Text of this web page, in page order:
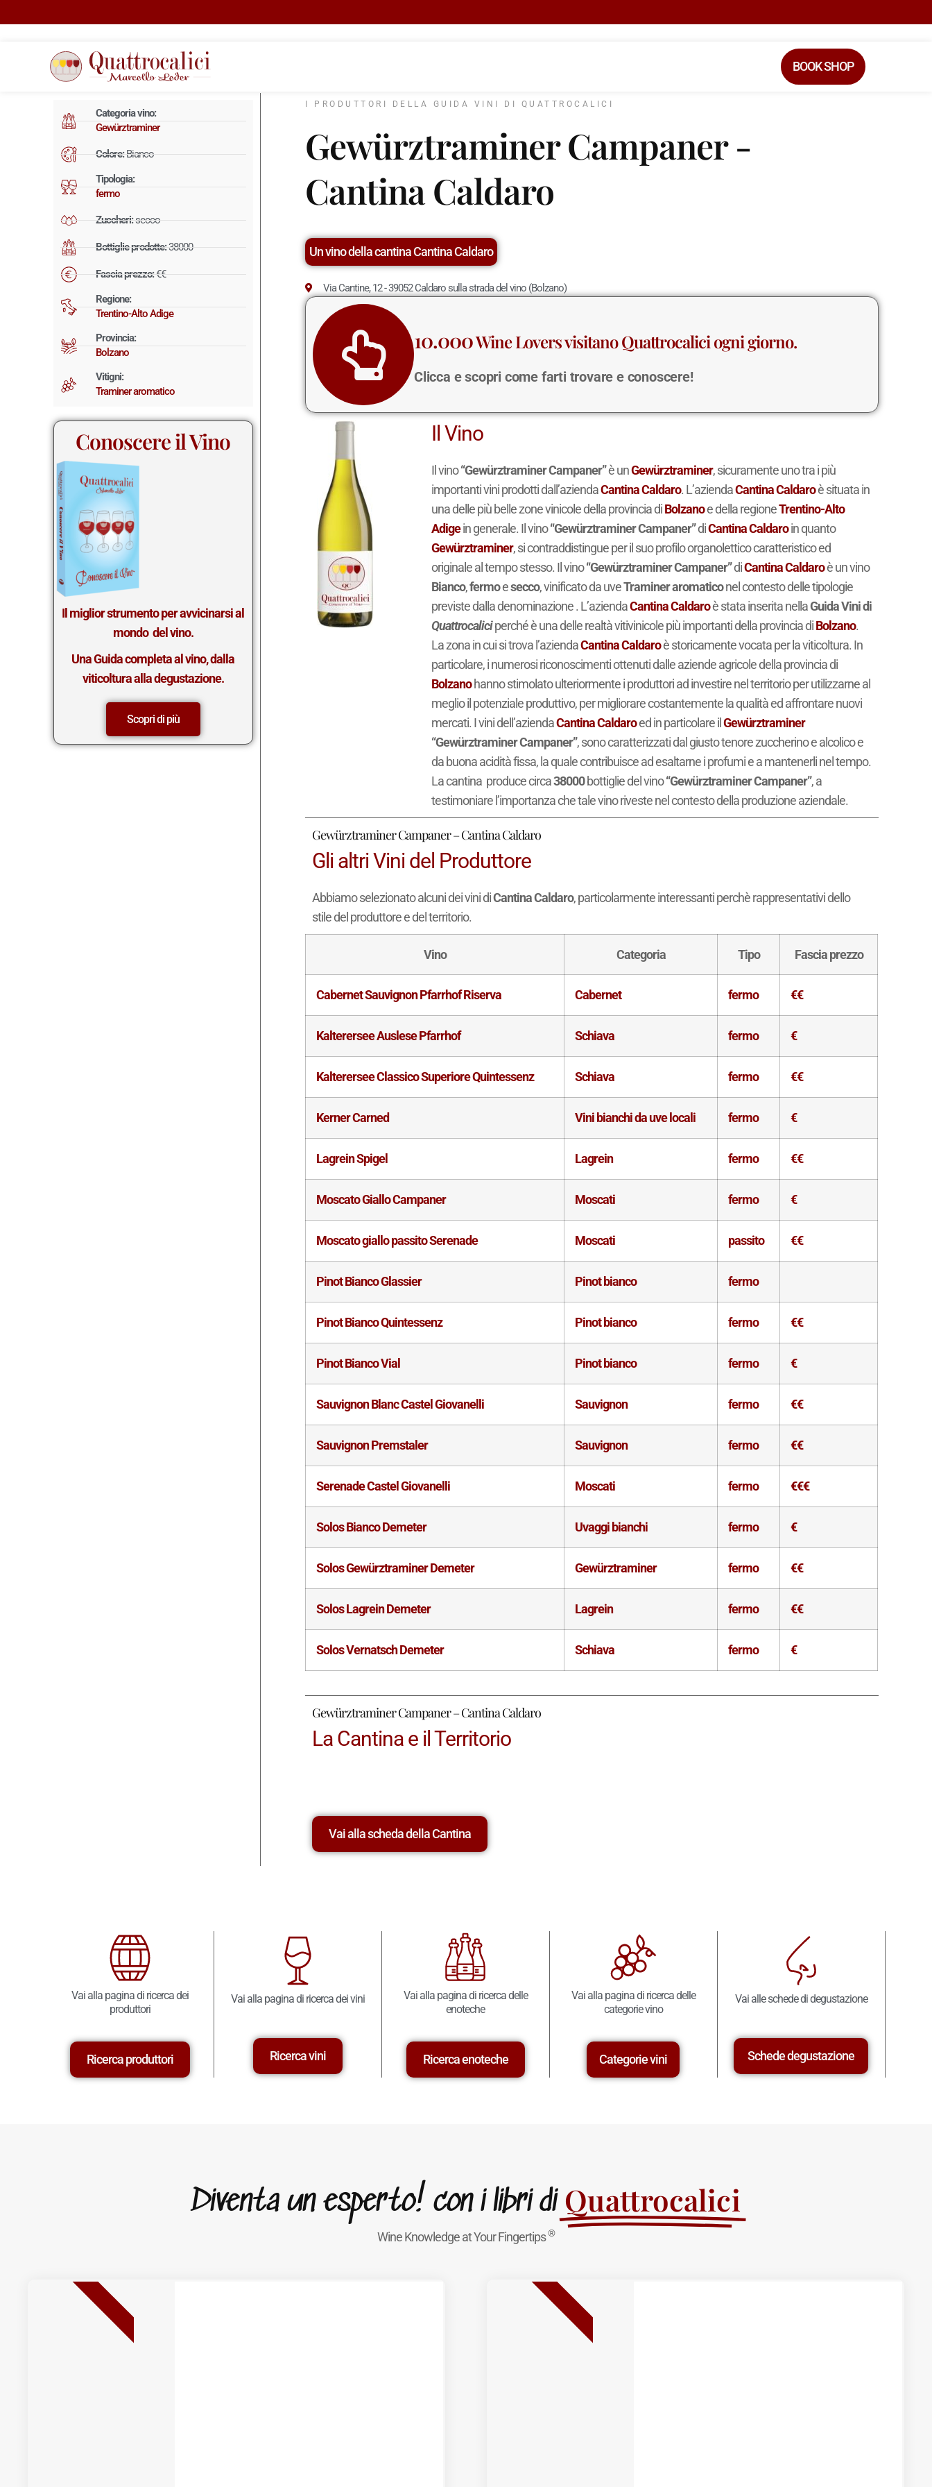
BOOK SHOP
Categoria vino:
Gewürztraminer
Colore:Bianco
Tipologia:
fermo
Zuccheri:secco
Bottiglie prodotte:38000
Fascia prezzo:€€
Regione:
Trentino-Alto Adige
Provincia:
Bolzano
Vitigni:
Traminer aromatico
Conoscere il Vino
Il miglior strumento per avvicinarsi al
mondo del vino.
Una Guida completa al vino, dalla
viticoltura alla degustazione.
Scopri di più
I PRODUTTORI DELLA GUIDA VINI DI QUATTROCALICI
Gewürztraminer Campaner -
Cantina Caldaro
Un vino della cantina Cantina Caldaro
Via Cantine, 12 - 39052 Caldaro sulla strada del vino (Bolzano)
10.000Wine Lovers visitano Quattrocalici ogni giorno.
Clicca e scopri come farti trovare e conoscere!
Il Vino
Il vino“Gewürztraminer Campaner”è unGewürztraminer, sicuramente uno tra i più
importanti vini prodotti dall’aziendaCantina Caldaro. L’aziendaCantina Caldaroè situata in
una delle più belle zone vinicole della provincia diBolzanoe della regioneTrentino-Alto
Adigein generale. Il vino“Gewürztraminer Campaner”diCantina Caldaroin quanto
Gewürztraminer, si contraddistingue per il suo profilo organolettico caratteristico ed
originale al tempo stesso. Il vino“Gewürztraminer Campaner”diCantina Caldaroè un vino
Bianco,fermoesecco, vinificato da uveTraminer aromaticonel contesto delle tipologie
previste dalla denominazione . L’aziendaCantina Caldaroè stata inserita nellaGuida Vini di
Quattrocaliciperché è una delle realtà vitivinicole più importanti della provincia diBolzano.
La zona in cui si trova l’aziendaCantina Caldaroè storicamente vocata per la viticoltura. In
particolare, i numerosi riconoscimenti ottenuti dalle aziende agricole della provincia di
Bolzanohanno stimolato ulteriormente i produttori ad investire nel territorio per utilizzarne al
meglio il potenziale produttivo, per migliorare costantemente la qualità ed affrontare nuovi
mercati. I vini dell’aziendaCantina Caldaroed in particolare il Gewürztraminer
“Gewürztraminer Campaner”, sono caratterizzati dal giusto tenore zuccherino e alcolico e
da buona acidità fissa, la quale contribuisce ad esaltarne i profumi e a mantenerli nel tempo.
La cantina produce circa38000bottiglie del vino“Gewürztraminer Campaner”, a
testimoniare l’importanza che tale vino riveste nel contesto della produzione aziendale.
Gewürztraminer Campaner – Cantina Caldaro
Gli altri Vini del Produttore
Abbiamo selezionato alcuni dei vini diCantina Caldaro, particolarmente interessanti perchè rappresentativi dello
stile del produttore e del territorio.
Vino Categoria Tipo Fascia prezzo
Cabernet Sauvignon Pfarrhof Riserva Cabernet fermo €€
Kalterersee Auslese Pfarrhof Schiava fermo €
Kalterersee Classico Superiore Quintessenz Schiava fermo €€
Kerner Carned Vini bianchi da uve locali fermo €
Lagrein Spigel Lagrein fermo €€
Moscato Giallo Campaner Moscati fermo €
Moscato giallo passito Serenade Moscati passito €€
Pinot Bianco Glassier Pinot bianco fermo
Pinot Bianco Quintessenz Pinot bianco fermo €€
Pinot Bianco Vial Pinot bianco fermo €
Sauvignon Blanc Castel Giovanelli Sauvignon fermo €€
Sauvignon Premstaler Sauvignon fermo €€
Serenade Castel Giovanelli Moscati fermo €€€
Solos Bianco Demeter Uvaggi bianchi fermo €
Solos Gewürztraminer Demeter Gewürztraminer fermo €€
Solos Lagrein Demeter Lagrein fermo €€
Solos Vernatsch Demeter Schiava fermo €
Gewürztraminer Campaner – Cantina Caldaro
La Cantina e il Territorio
Vai alla scheda della Cantina
Vai alla pagina di ricerca dei
produttori
Ricerca produttori
Vai alla pagina di ricerca dei vini
Ricerca vini
Vai alla pagina di ricerca delle
enoteche
Ricerca enoteche
Vai alla pagina di ricerca delle
categorie vino
Categorie vini
Vai alle schede di degustazione
Schede degustazione
Diventa un esperto! con i libri di Quattrocalici
Wine Knowledge at Your Fingertips®
NUOVA USCITA BEST SELLER